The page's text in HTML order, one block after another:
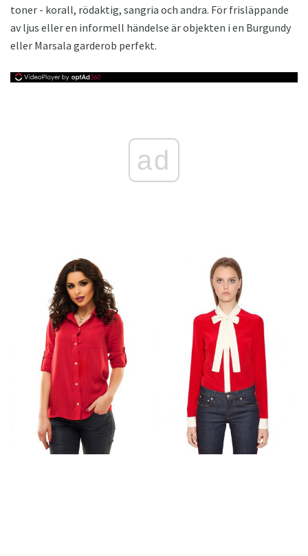
toner - korall, rödaktig, sangria och andra. För frisläppande
av ljus eller en informell händelse är objekten i en Burgundy
eller Marsala garderob perfekt.
ad